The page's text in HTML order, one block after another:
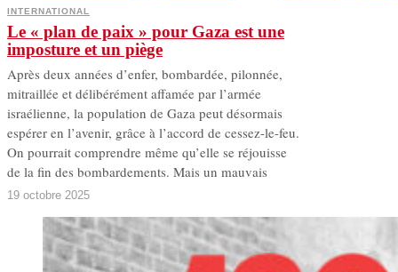
INTERNATIONAL
Le « plan de paix » pour Gaza est une
imposture et un piège
Après deux années d’enfer, bombardée, pilonnée,
mitraillée et délibérément affamée par l’armée
israélienne, la population de Gaza peut désormais
espérer en l’avenir, grâce à l’accord de cessez-le-feu.
On pourrait comprendre même qu’elle se réjouisse
de la fin des bombardements. Mais un mauvais
19 octobre 2025